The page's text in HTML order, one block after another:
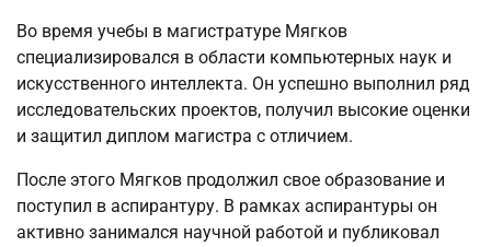
Во время учебы в магистратуре Мягков
специализировался в области компьютерных наук и
искусственного интеллекта. Он успешно выполнил ряд
исследовательских проектов, получил высокие оценки
и защитил диплом магистра с отличием.
После этого Мягков продолжил свое образование и
поступил в аспирантуру. В рамках аспирантуры он
активно занимался научной работой и публиковал